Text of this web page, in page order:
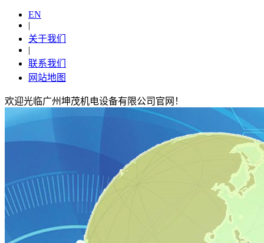
EN
|
关于我们
|
联系我们
网站地图
欢迎光临广州坤茂机电设备有限公司官网！